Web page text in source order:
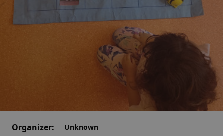
Organizer: Unknown